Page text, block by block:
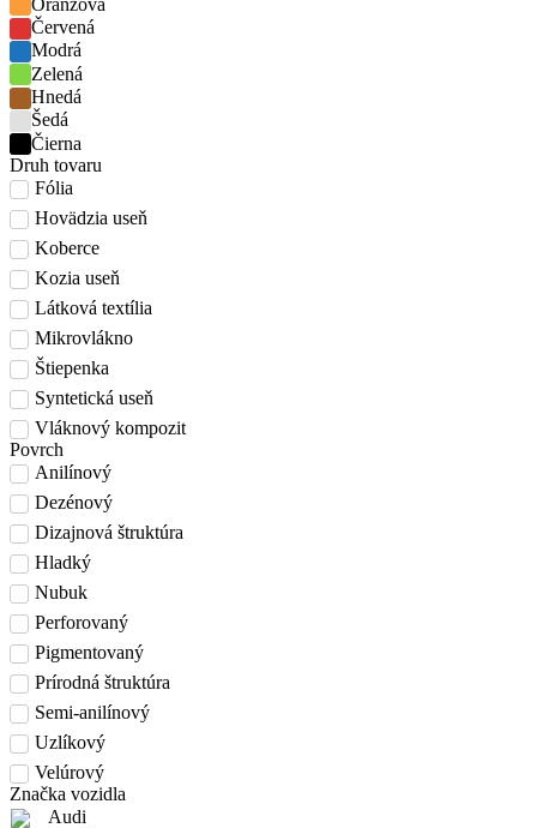
Červená
Modrá
Zelená
Hnedá
Šedá
Čierna
Druh tovaru
Fólia
Hovädzia useň
Koberce
Kozia useň
Látková textília
Mikrovlákno
Štiepenka
Syntetická useň
Vláknový kompozit
Povrch
Anilínový
Dezénový
Dizajnová štruktúra
Hladký
Nubuk
Perforovaný
Pigmentovaný
Prírodná štruktúra
Semi-anilínový
Uzlíkový
Velúrový
Značka vozidla
Audi